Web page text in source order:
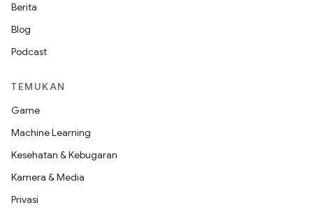
Berita
Blog
Podcast
TEMUKAN
Game
Machine Learning
Kesehatan & Kebugaran
Kamera & Media
Privasi